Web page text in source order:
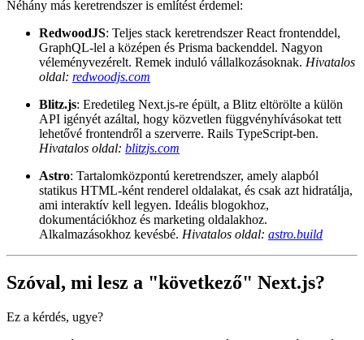
A vadkártyák
Néhány más keretrendszer is említést érdemel:
RedwoodJS: Teljes stack keretrendszer React frontenddel,
véleményvezérelt. Remek induló vállalkozásoknak.Hivatalos
oldal:redwoodjs.com
Blitz.js: Eredetileg Next.js-re épült, a Blitz eltörölte a külön
lehetővé frontendről a szerverre. Rails TypeScript-ben.
Hivatalos oldal:blitzjs.com
Astro: Tartalomközpontú keretrendszer, amely alapból
statikus HTML-ként renderel oldalakat, és csak azt hidratálja,
Alkalmazásokhoz kevésbé.Hivatalos oldal:astro.build
Szóval, mi lesz a "következő" Next.js?